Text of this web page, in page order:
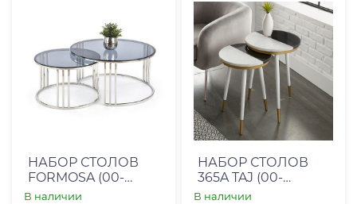
НАБОР СТОЛОВ
FORMOSA (00-
00004565)
В наличии
НАБОР СТОЛОВ
365A TAJ (00-
00001898)
В наличии